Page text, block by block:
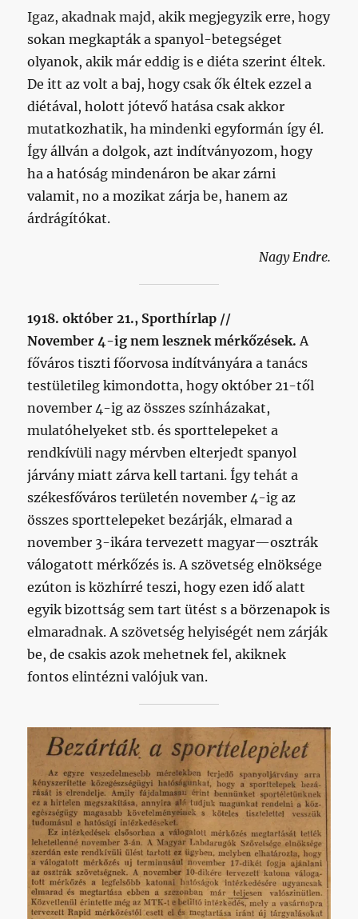
Igaz, akadnak majd, akik megjegyzik erre, hogy
sokan megkapták a spanyol-betegséget
olyanok, akik már eddig is e diéta szerint éltek.
De itt az volt a baj, hogy csak ők éltek ezzel a
diétával, holott jótevő hatása csak akkor
mutatkozhatik, ha mindenki egyformán így él.
Így állván a dolgok, azt indítványozom, hogy
ha a hatóság mindenáron be akar zárni
valamit, no a mozikat zárja be, hanem az
árdrágítókat.
Nagy Endre.
1918. október 21., Sporthírlap //
November 4-ig nem lesznek mérkőzések. A
főváros tiszti főorvosa indítványára a tanács
testületileg kimondotta, hogy október 21-től
november 4-ig az összes színházakat,
mulatóhelyeket stb. és sporttelepeket a
rendkívüli nagy mérvben elterjedt spanyol
járvány miatt zárva kell tartani. Így tehát a
székesfőváros területén november 4-ig az
összes sporttelepeket bezárják, elmarad a
november 3-ikára tervezett magyar—osztrák
válogatott mérkőzés is. A szövetség elnöksége
ezúton is közhírré teszi, hogy ezen idő alatt
egyik bizottság sem tart ütést s a börzenapok is
elmaradnak. A szövetség helyiségét nem zárják
be, de csakis azok mehetnek fel, akiknek
fontos elintézni valójuk van.